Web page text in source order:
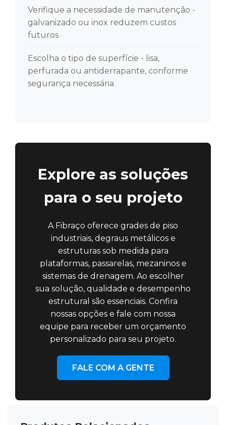
Verifique a necessidade de manutenção -
galvanizado ou inox reduzem custos
futuros
Escolha o tipo de superfície - lisa,
perfurada ou antiderrapante, conforme
segurança necessária
Explore as soluções
para o seu projeto
A Fibraço oferece grades de piso
industriais, degraus metálicos e
estruturas sob medida para
plataformas, passarelas, mezaninos e
sistemas de drenagem. Ao escolher
sua solução, qualidade e desempenho
estrutural são essenciais. Confira
nossas opções e fale com nossa
equipe para receber um orçamento
personalizado para seu projeto.
FALE COM A GENTE